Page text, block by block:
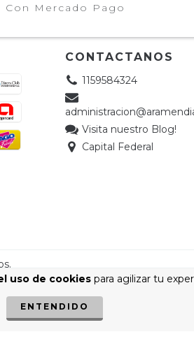
uso de cookiespara agilizar tu
ENTENDIDO
Con Mercado Pago
CONTACTANOS
1159584324
Visita nuestro Blog!
Capital Federal